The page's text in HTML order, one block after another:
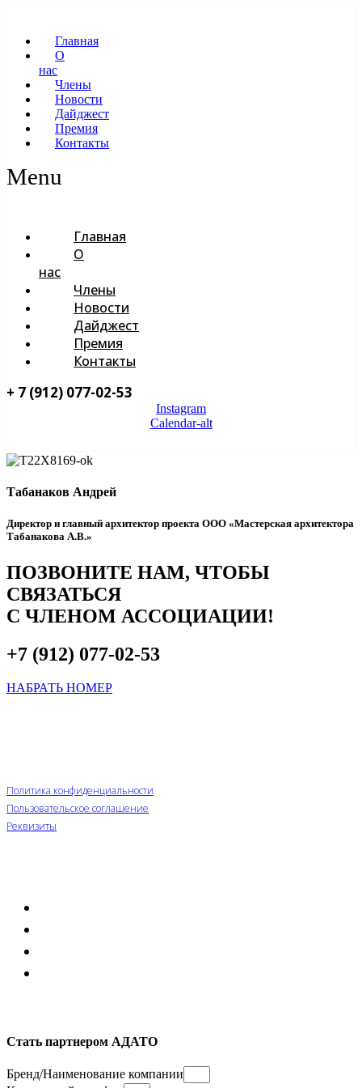
Главная
О
нас
Члены
Новости
Дайджест
Премия
Контакты
Menu
Главная
О
нас
Члены
Новости
Дайджест
Премия
Контакты
+ 7 (912) 077-02-53
Instagram
Calendar-alt
Табанаков Андрей
Директор и главный архитектор проекта ООО «Мастерская архитектора
Табанакова А.В.»
ПОЗВОНИТЕ НАМ, ЧТОБЫ
СВЯЗАТЬСЯ
С ЧЛЕНОМ АССОЦИАЦИИ!
+7 (912) 077-02-53
НАБРАТЬ НОМЕР
Политика конфиденциальности
Пользовательское соглашение
Реквизиты
Стать партнером АДАТО
Бренд/Наименование компании